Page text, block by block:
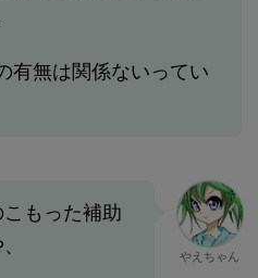
有無は関係ないってい
もった補助
やえちゃん